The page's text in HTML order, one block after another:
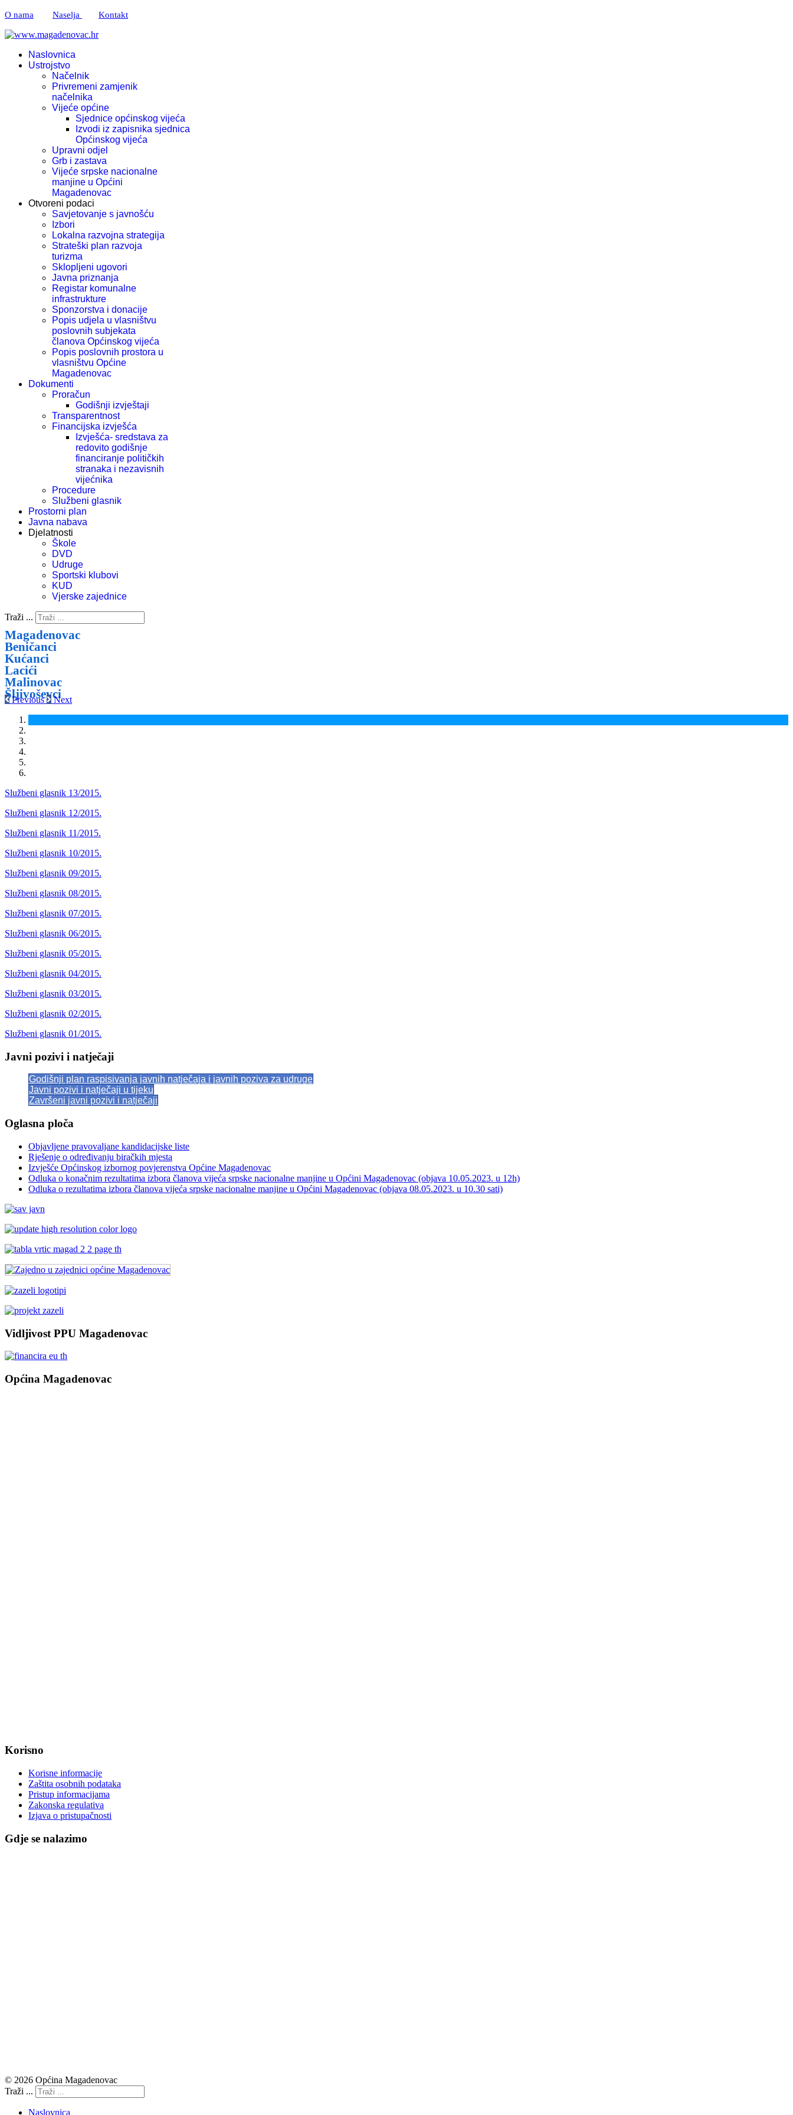
O nama Naselja Kontakt
Naslovnica
Ustrojstvo
Načelnik
Privremeni zamjenik
načelnika
Vijeće općine
Sjednice općinskog vijeća
Izvodi iz zapisnika sjednica
Općinskog vijeća
Upravni odjel
Grb i zastava
Vijeće srpske nacionalne
manjine u Općini
Magadenovac
Otvoreni podaci
Savjetovanje s javnošću
Izbori
Lokalna razvojna strategija
Strateški plan razvoja
turizma
Sklopljeni ugovori
Javna priznanja
Registar komunalne
infrastrukture
Sponzorstva i donacije
Popis udjela u vlasništvu
poslovnih subjekata
članova Općinskog vijeća
Popis poslovnih prostora u
vlasništvu Općine
Magadenovac
Dokumenti
Proračun
Godišnji izvještaji
Transparentnost
Financijska izvješća
Izvješća- sredstava za
redovito godišnje
financiranje političkih
stranaka i nezavisnih
vijećnika
Procedure
Službeni glasnik
Prostorni plan
Javna nabava
Djelatnosti
Škole
DVD
Udruge
Sportski klubovi
KUD
Vjerske zajednice
Traži ...
Magadenovac
Beničanci
Kućanci
Lacići
Malinovac
Šljivoševci
Previous Next
Službeni glasnik 13/2015.
Službeni glasnik 12/2015.
Službeni glasnik 11/2015.
Službeni glasnik 10/2015.
Službeni glasnik 09/2015.
Službeni glasnik 08/2015.
Službeni glasnik 07/2015.
Službeni glasnik 06/2015.
Službeni glasnik 05/2015.
Službeni glasnik 04/2015.
Službeni glasnik 03/2015.
Službeni glasnik 02/2015.
Službeni glasnik 01/2015.
Javni pozivi i natječaji
Godišnji plan raspisivanja javnih natječaja i javnih poziva za udruge
Javni pozivi i natječaji u tijeku
Završeni javni pozivi i natječaji
Oglasna ploča
Objavljene pravovaljane kandidacijske liste
Rješenje o određivanju biračkih mjesta
Izvješće Općinskog izbornog povjerenstva Općine Magadenovac
Odluka o konačnim rezultatima izbora članova vijeća srpske nacionalne manjine u Općini Magadenovac (objava 10.05.2023. u 12h)
Odluka o rezultatima izbora članova vijeća srpske nacionalne manjine u Općini Magadenovac (objava 08.05.2023. u 10.30 sati)
Vidljivost PPU Magadenovac
Općina Magadenovac
Korisno
Korisne informacije
Zaštita osobnih podataka
Pristup informacijama
Zakonska regulativa
Izjava o pristupačnosti
Gdje se nalazimo
© 2026 Općina Magadenovac
Traži ...
Naslovnica